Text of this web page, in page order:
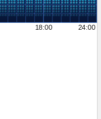
18:00 24:00